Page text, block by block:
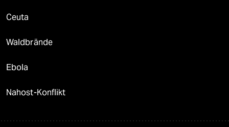
Ceuta
Waldbrände
Ebola
Nahost-Konflikt